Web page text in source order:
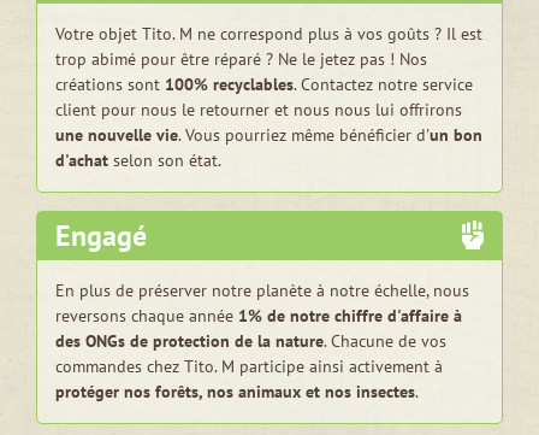
Votre objet Tito. M ne correspond plus à vos goûts ? Il est
trop abimé pour être réparé ? Ne le jetez pas ! Nos
créations sont 100% recyclables. Contactez notre service
client pour nous le retourner et nous nous lui offrirons
une nouvelle vie. Vous pourriez même bénéficier d'un bon
d'achat selon son état.
Engagé
En plus de préserver notre planète à notre échelle, nous
reversons chaque année 1% de notre chiffre d'affaire à
des ONGs de protection de la nature. Chacune de vos
commandes chez Tito. M participe ainsi activement à
protéger nos forêts, nos animaux et nos insectes.